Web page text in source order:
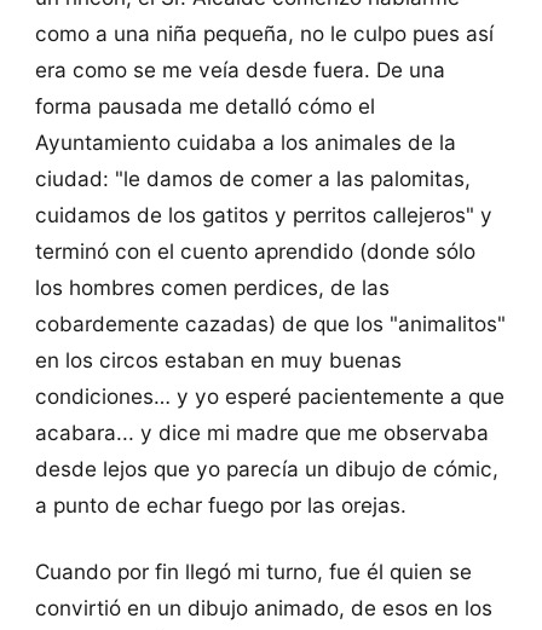
como a una niña pequeña, no le culpo pues así
era como se me veía desde fuera. De una
forma pausada me detalló cómo el
Ayuntamiento cuidaba a los animales de la
ciudad: "le damos de comer a las palomitas,
cuidamos de los gatitos y perritos callejeros" y
terminó con el cuento aprendido (donde sólo
los hombres comen perdices, de las
cobardemente cazadas) de que los "animalitos"
en los circos estaban en muy buenas
condiciones… y yo esperé pacientemente a que
acabara... y dice mi madre que me observaba
desde lejos que yo parecía un dibujo de cómic,
a punto de echar fuego por las orejas.
Cuando por fin llegó mi turno, fue él quien se
convirtió en un dibujo animado, de esos en los